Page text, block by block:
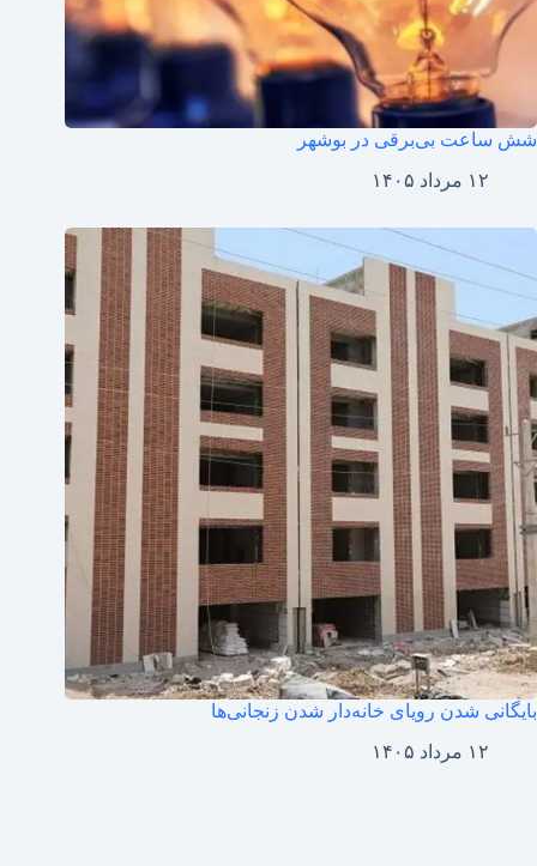
شش ساعت بی‌برقی در بوشهر
۱۲ مرداد ۱۴۰۵
بایگانی شدن رویای خانه‌دار شدن زنجانی‌ها
۱۲ مرداد ۱۴۰۵